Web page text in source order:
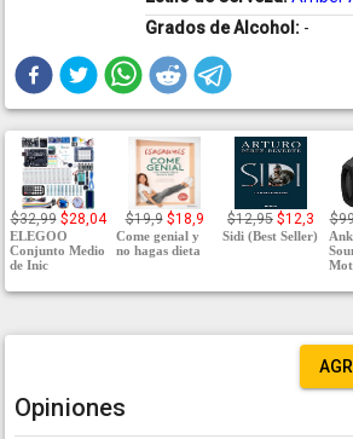
Grados de Alcohol: -
$32,99 $28,04
ELEGOO
Conjunto Medio
de Inic
$19,9 $18,9
Come genial y
no hagas dieta
$12,95 $12,3
Sidi (Best Seller)
Opiniones